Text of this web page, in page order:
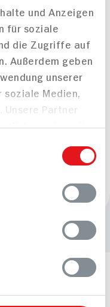
und Anzeigen
für soziale
die Zugriffe auf
Außerdem geben
unserer
Medien,
Unsere Partner
mit
im Rahmen